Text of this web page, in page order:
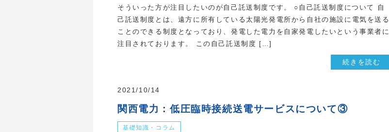
そういった方が注目したいのが自己託送制度です。 ○自己託送制度について 自
己託送制度とは、遠方に所有している太陽光発電所から自社の施設に電気を送る
ことのできる制度となっており、発電した電力を自家発電したいという事業者に
注目されております。 この自己託送制度 […]
続きを読む
2021/10/14
関西電力：低圧臨時接続送電サービスについて③
基礎知識・コラム